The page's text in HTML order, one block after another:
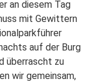
an diesem Tag
mit Gewittern
auf der Burg
überrascht zu
wir gemeinsam,